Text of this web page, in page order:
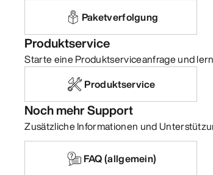
Paketverfolgung
Produktservice
Starte eine Produktserviceanfrage und
Produktservice
Noch mehr Support
Zusätzliche Informationen und
FAQ (allgemein)